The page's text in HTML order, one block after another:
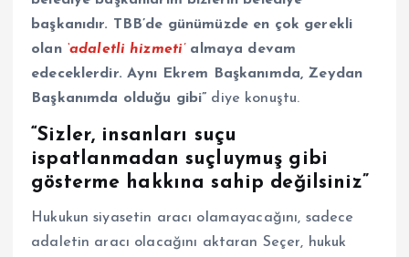
başkanıdır. TBB’de günümüzde en çok gerekli
olan ‘adaletli hizmeti’almaya devam
edeceklerdir. Aynı Ekrem Başkanımda, Zeydan
Başkanımda olduğu gibi” diye konuştu.
“Sizler, insanları suçu
ispatlanmadan suçluymuş gibi
gösterme hakkına sahip değilsiniz”
Hukukun siyasetin aracı olamayacağını, sadece
adaletin aracı olacağını aktaran Seçer, hukuk